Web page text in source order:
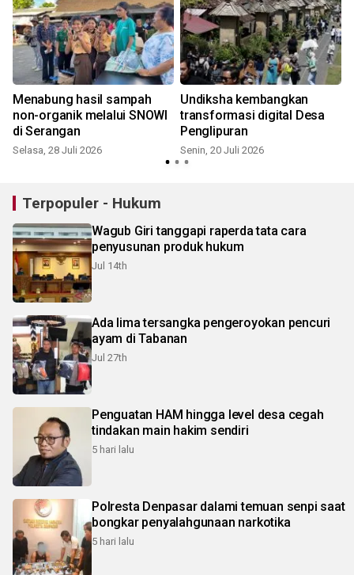
Menabung hasil sampah
non-organik melalui SNOWI
di Serangan
Selasa, 28 Juli 2026
Undiksha kembangkan
transformasi digital Desa
Penglipuran
Senin, 20 Juli 2026
Terpopuler - Hukum
Wagub Giri tanggapi raperda tata cara
penyusunan produk hukum
Jul 14th
Ada lima tersangka pengeroyokan pencuri
ayam di Tabanan
Jul 27th
Penguatan HAM hingga level desa cegah
tindakan main hakim sendiri
5 hari lalu
Polresta Denpasar dalami temuan senpi saat
bongkar penyalahgunaan narkotika
5 hari lalu